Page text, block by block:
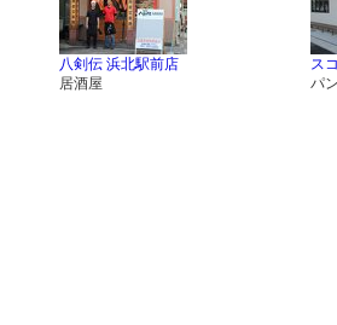
八剣伝 浜北駅前店
居酒屋
ス
パ